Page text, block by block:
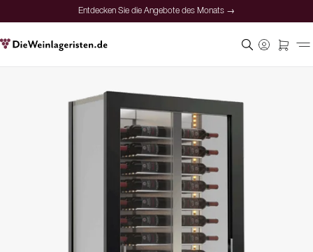
Entdecken Sie die Angebote des Monats →